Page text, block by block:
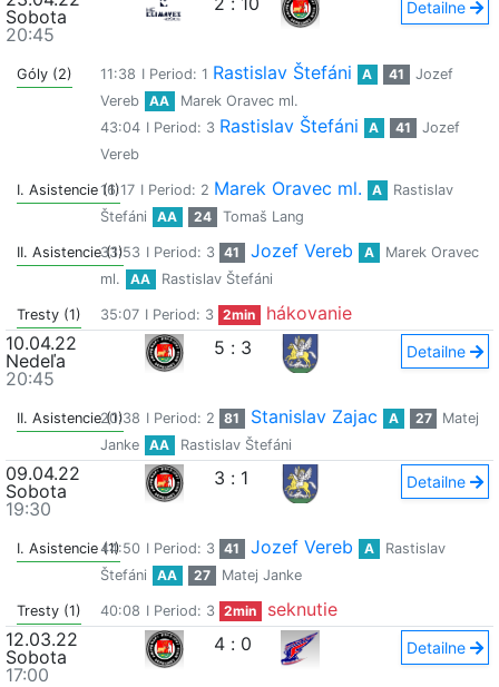
Sobota
20:45
Detailne
Góly (2) 11:38 I Period: 1 Rastislav Štefáni A 41
Jozef
Vereb
AA
Marek Oravec ml.
43:04 I Period: 3 Rastislav Štefáni A 41
Jozef
Vereb
I. Asistencie (1)16:17 I Period: 2 Marek Oravec ml. A
Rastislav
Štefáni
AA 24 Tomaš Lang
II. Asistencie (1)
33:53 I Period: 3 41 Jozef Vereb A
Marek Oravec
ml.
AA Rastislav Štefáni
Tresty (1) 35:07 I Period: 3 2min
hákovanie
10.04.22
Nedeľa
20:45
5 : 3 Detailne
II. Asistencie (1)
20:38 I Period: 2 81 Stanislav Zajac A 27
Matej
Janke
AA Rastislav Štefáni
09.04.22
Sobota
19:30
3 : 1 Detailne
I. Asistencie (1)44:50 I Period: 3 41 Jozef Vereb A
Rastislav
Štefáni
AA 27 Matej Janke
Tresty (1) 40:08 I Period: 3 2min
seknutie
12.03.22
Sobota
17:00
4 : 0 Detailne